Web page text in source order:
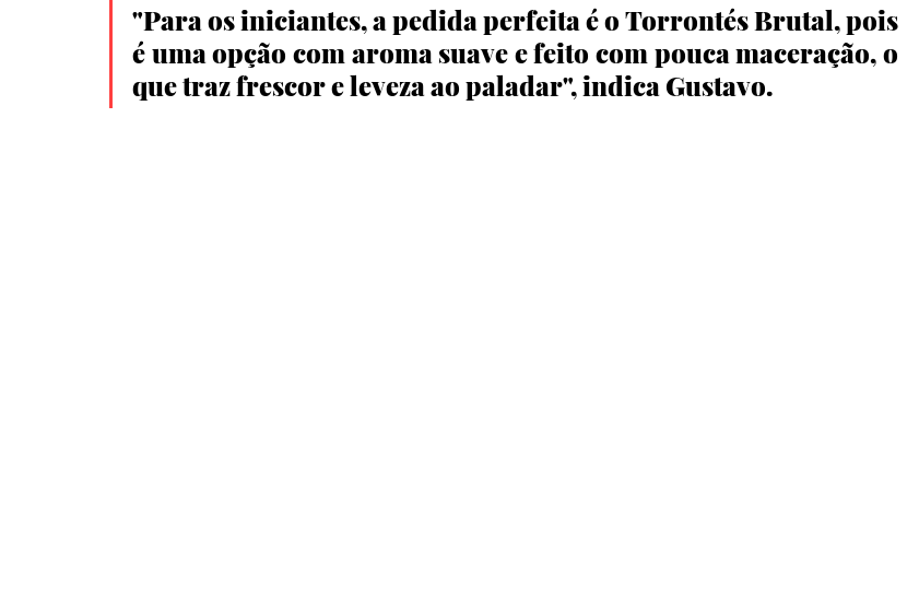
"Para os iniciantes, a pedida perfeita é o Torrontés Brutal, pois
é uma opção com aroma suave e feito com pouca maceração, o
que traz frescor e leveza ao paladar", indica Gustavo.